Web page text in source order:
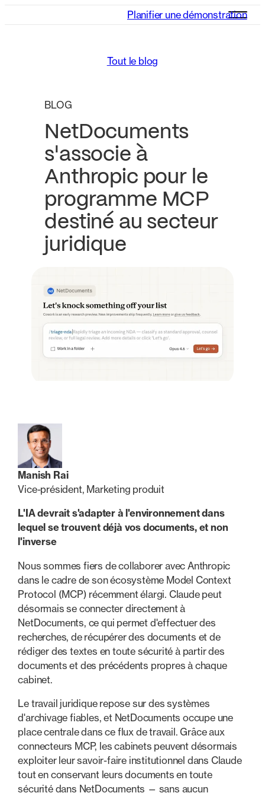
Planifier une démonstration
Tout le blog
BLOG
NetDocuments
s'associe à
Anthropic pour le
programme MCP
destiné au secteur
juridique
Manish Rai
Vice-président, Marketing produit
L'IA devrait s'adapter à l'environnement dans
lequel se trouvent déjà vos documents, et non
l'inverse
Nous sommes fiers de collaborer avec Anthropic
dans le cadre de son écosystème Model Context
Protocol (MCP) récemment élargi. Claude peut
désormais se connecter directement à
NetDocuments, ce qui permet d'effectuer des
recherches, de récupérer des documents et de
rédiger des textes en toute sécurité à partir des
documents et des précédents propres à chaque
cabinet.
Le travail juridique repose sur des systèmes
d'archivage fiables, et NetDocuments occupe une
place centrale dans ce flux de travail. Grâce aux
connecteurs MCP, les cabinets peuvent désormais
exploiter leur savoir-faire institutionnel dans Claude
tout en conservant leurs documents en toute
sécurité dans NetDocuments — sans aucun